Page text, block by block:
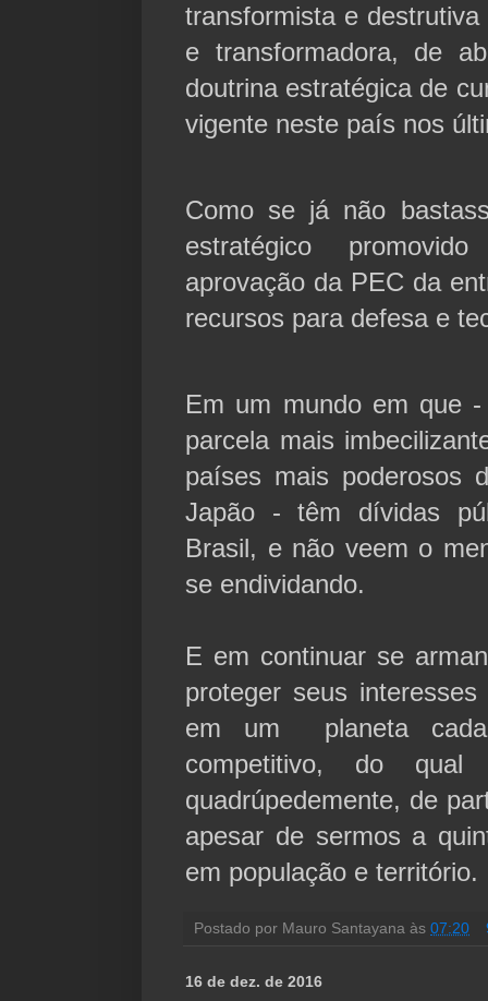
transformista e
e transformadora, de
doutrina estratégica de
vigente neste país nos
Como se já não
estratégico
aprovação da PEC da
recursos para defesa e
Em um mundo em que
parcela mais
países mais poderosos
Japão - têm dívidas
Brasil, e não veem o
se endividando.
E em continuar se
proteger seus
em um planeta
competitivo, do qual
quadrúpedemente, de
apesar de sermos a
em população e território.
Postado por Mauro Santayana às 07:20
16 de dez. de 2016